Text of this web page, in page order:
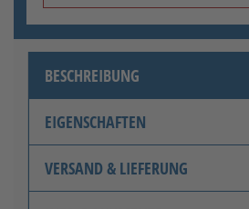
BESCHREIBUNG
EIGENSCHAFTEN
VERSAND & LIEFERUNG